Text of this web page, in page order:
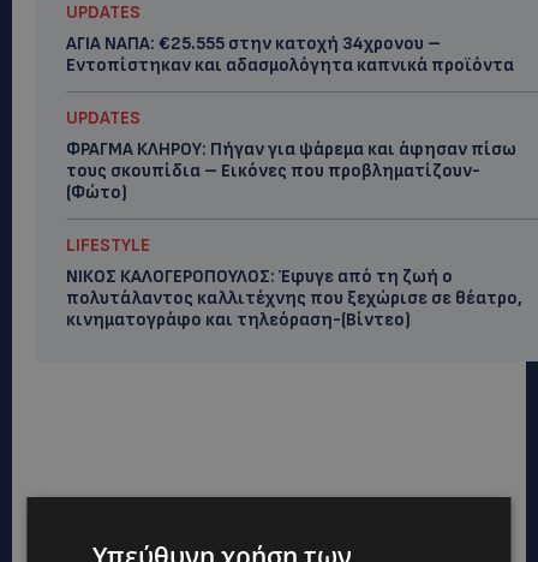
UPDATES
ΑΓΙΑ ΝΑΠΑ: €25.555 στην κατοχή 34χρονου –
Εντοπίστηκαν και αδασμολόγητα καπνικά προϊόντα
UPDATES
ΦΡΑΓΜΑ ΚΛΗΡΟΥ: Πήγαν για ψάρεμα και άφησαν πίσω
τους σκουπίδια – Εικόνες που προβληματίζουν-
(Φώτο)
LIFESTYLE
ΝΙΚΟΣ ΚΑΛΟΓΕΡΟΠΟΥΛΟΣ: Έφυγε από τη ζωή ο
πολυτάλαντος καλλιτέχνης που ξεχώρισε σε θέατρο,
κινηματογράφο και τηλεόραση-(Bίντεο)